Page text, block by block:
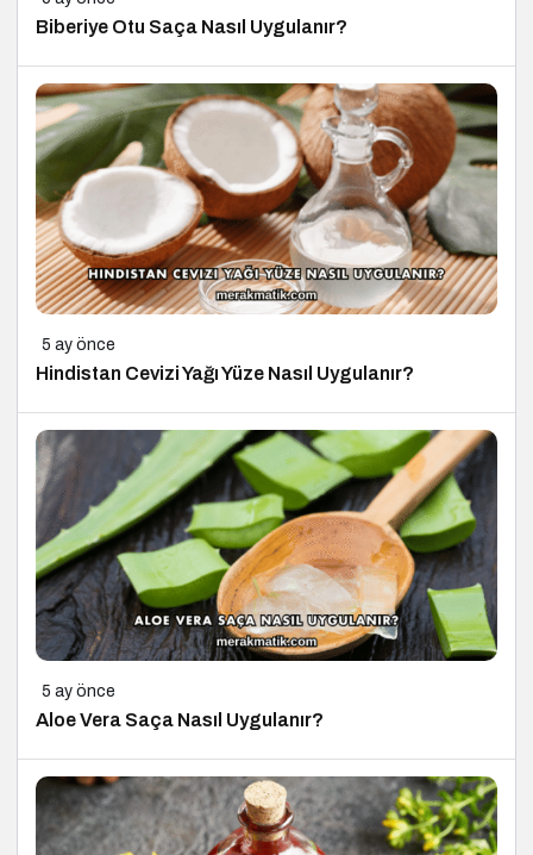
Biberiye Otu Saça Nasıl Uygulanır?
5 ay önce
Hindistan Cevizi Yağı Yüze Nasıl Uygulanır?
5 ay önce
Aloe Vera Saça Nasıl Uygulanır?